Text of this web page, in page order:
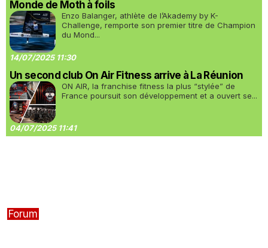
Monde de Moth à foils
Enzo Balanger, athlète de l’Akademy by K-
Challenge, remporte son premier titre de Champion
du Mond...
14/07/2025 11:30
Un second club On Air Fitness arrive à La Réunion
ON AIR, la franchise fitness la plus “stylée” de
France poursuit son développement et a ouvert se...
04/07/2025 11:41
Forum